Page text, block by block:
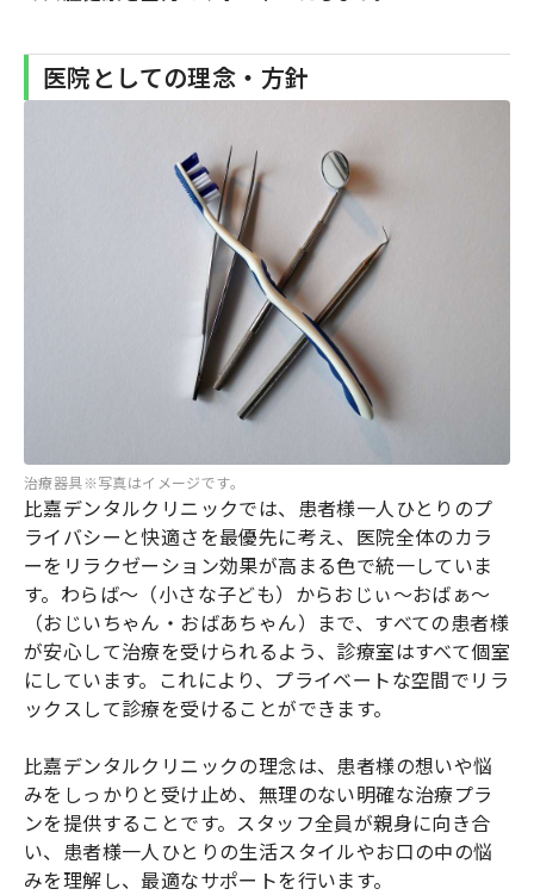
医院としての理念・方針
治療器具※写真はイメージです。
比嘉デンタルクリニックでは、患者様一人ひとりのプ
ライバシーと快適さを最優先に考え、医院全体のカラ
ーをリラクゼーション効果が高まる色で統一していま
す。わらば～（小さな子ども）からおじぃ～おばぁ～
（おじいちゃん・おばあちゃん）まで、すべての患者様
が安心して治療を受けられるよう、診療室はすべて個室
にしています。これにより、プライベートな空間でリラ
ックスして診療を受けることができます。
比嘉デンタルクリニックの理念は、患者様の想いや悩
みをしっかりと受け止め、無理のない明確な治療プラ
ンを提供することです。スタッフ全員が親身に向き合
い、患者様一人ひとりの生活スタイルやお口の中の悩
みを理解し、最適なサポートを行います。